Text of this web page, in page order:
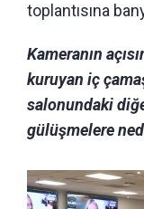
toplantısına
Kameranın
kuruyan iç
salonundaki
gülüşmelere